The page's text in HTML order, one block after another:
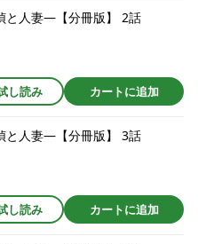
と人妻―【分冊版】 2話
し読み カートに追加
と人妻―【分冊版】 3話
し読み カートに追加